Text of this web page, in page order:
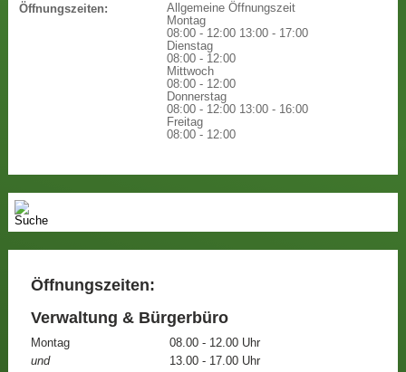
Öffnungszeiten:
Allgemeine Öffnungszeit
Montag
08:00 - 12:00 13:00 - 17:00
Dienstag
08:00 - 12:00
Mittwoch
08:00 - 12:00
Donnerstag
08:00 - 12:00 13:00 - 16:00
Freitag
08:00 - 12:00
Öffnungszeiten:
Verwaltung & Bürgerbüro
Montag
08.00 - 12.00 Uhr
und
13.00 - 17.00 Uhr